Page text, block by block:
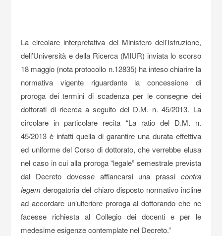
La circolare interpretativa del Ministero dell’Istruzione,
dell’Università e della Ricerca (MIUR) inviata lo scorso
18 maggio (nota protocollo n.12835) ha inteso chiarire la
normativa vigente riguardante la concessione di
proroga dei termini di scadenza per le consegne dei
dottorati di ricerca a seguito del D.M. n. 45/2013. La
circolare in particolare recita “La ratio del D.M. n.
45/2013 è infatti quella di garantire una durata effettiva
ed uniforme del Corso di dottorato, che verrebbe elusa
nel caso in cui alla proroga “legale” semestrale prevista
dal Decreto dovesse affiancarsi una prassi contra
legem derogatoria del chiaro disposto normativo incline
ad accordare un’ulteriore proroga al dottorando che ne
facesse richiesta al Collegio dei docenti e per le
medesime esigenze contemplate nel Decreto.”